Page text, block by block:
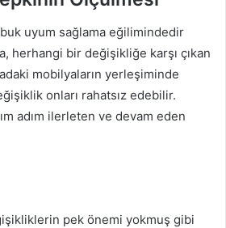
uyum sağlama eğilimindedir
herhangi bir değişikliğe karşı çıkan
mobilyaların yerleşiminde
onları rahatsız edebilir.
adım ilerleten ve devam eden
pek önemi yokmuş gibi